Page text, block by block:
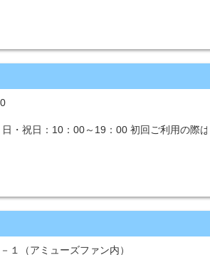
・祝日：10：00～19：00 初回ご利用の際
１（アミューズファン内）